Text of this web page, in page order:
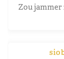
Zou jammer